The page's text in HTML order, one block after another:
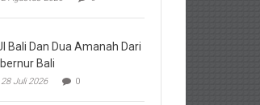
Bali Dan Dua Amanah Dari
Bali
28 Juli 2026 0